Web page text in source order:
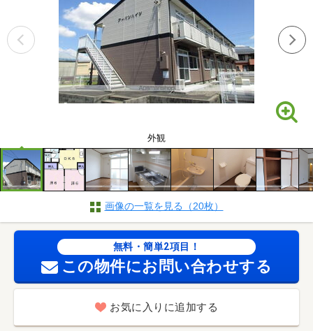
外観
画像の一覧を見る（20枚）
無料・簡単2項目！
この物件にお問い合わせする
お気に入りに追加する